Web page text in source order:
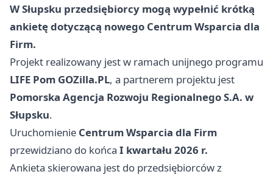
W Słupsku przedsiębiorcy mogą wypełnić krótką
ankietę dotyczącą nowego Centrum Wsparcia dla
Firm.
Projekt realizowany jest w ramach unijnego programu
LIFE Pom GOZilla.PL, a partnerem projektu jest
Pomorska Agencja Rozwoju Regionalnego S.A. w
Słupsku.
Uruchomienie Centrum Wsparcia dla Firm
przewidziano do końca I kwartału 2026 r.
Ankieta skierowana jest do przedsiębiorców z